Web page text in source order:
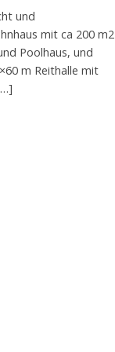
und
mit ca 200 m2
Poolhaus, und
m Reithalle mit